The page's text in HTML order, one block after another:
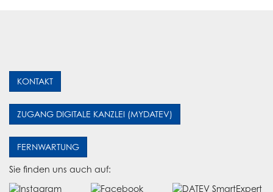
KONTAKT
ZUGANG DIGITALE KANZLEI (MYDATEV)
FERNWARTUNG
Sie finden uns auch auf: